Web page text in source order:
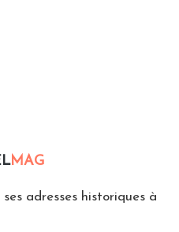
MAG
adresses historiques à